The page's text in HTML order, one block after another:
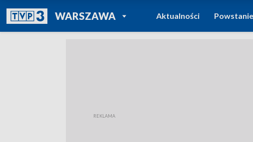
WARSZAWAPOWRÓT DO
TVP REGIONY
Aktualności